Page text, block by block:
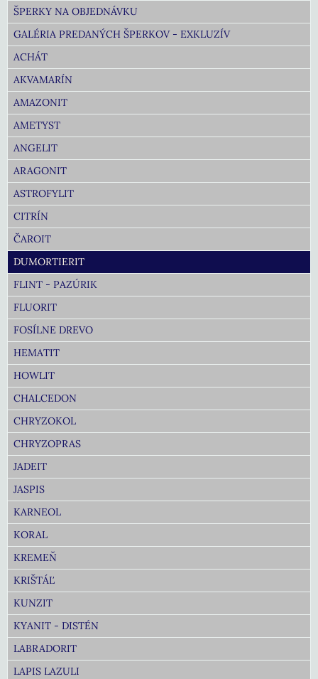
ŠPERKY NA OBJEDNÁVKU
GALÉRIA PREDANÝCH ŠPERKOV - EXKLUZÍV
ACHÁT
AKVAMARÍN
AMAZONIT
AMETYST
ANGELIT
ARAGONIT
ASTROFYLIT
CITRÍN
ČAROIT
DUMORTIERIT
FLINT - PAZÚRIK
FLUORIT
FOSÍLNE DREVO
HEMATIT
HOWLIT
CHALCEDON
CHRYZOKOL
CHRYZOPRAS
JADEIT
JASPIS
KARNEOL
KORAL
KREMEŇ
KRIŠTÁĽ
KUNZIT
KYANIT - DISTÉN
LABRADORIT
LAPIS LAZULI